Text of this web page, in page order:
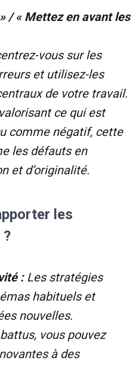
/ « Mettez en avant les
vous sur les
et utilisez-les
de votre travail.
ce qui est
comme négatif, cette
les défauts en
et d’originalité.
les
:Les stratégies
habituels et
nouvelles.
vous pouvez
à des